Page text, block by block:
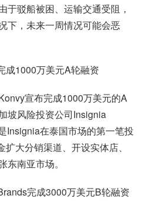
于驳船被困、运输交通受阻，
下，未来一周情况可能会恶
成1000万美元A轮融资
宣布完成1000万美元的A
坡风险投资公司Insignia
Insignia在泰国市场的第一笔投
大分销渠道、开设实体店、
南亚市场。
完成3000万美元B轮融资